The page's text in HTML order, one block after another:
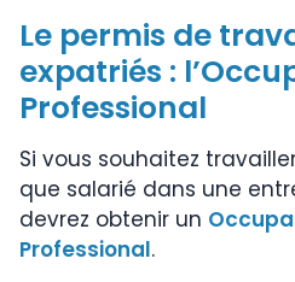
Le permis de
expatriés :
Professional
Si vous souhaitez
que salarié dans une
devrez obtenir un
Professional.